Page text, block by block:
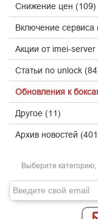
Снижение цен (109)
Включение сервиса
Акции от imei-server
Статьи по unlock
Обновления к
Другое (11)
Архив новостей
Выберите